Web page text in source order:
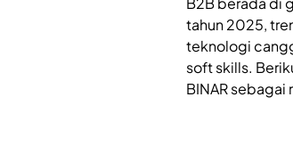
tahun 2025,
teknologi
soft skills.
BINAR